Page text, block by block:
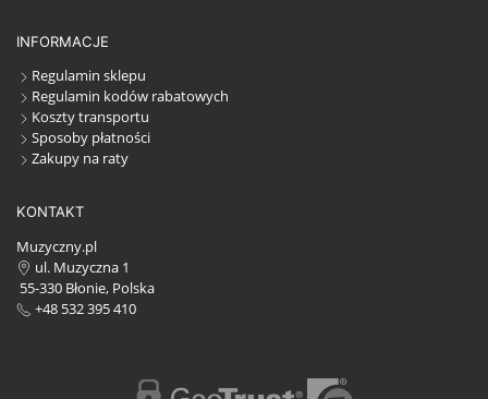
INFORMACJE
Regulamin sklepu
Regulamin kodów rabatowych
Koszty transportu
Sposoby płatności
Zakupy na raty
KONTAKT
Muzyczny.pl
ul. Muzyczna 1
55-330 Błonie, Polska
+48 532 395 410